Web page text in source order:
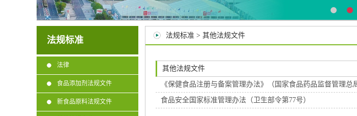
法规标准
法律
食品添加剂法规文件
新食品原料法规文件
法规标准 > 其他法规文件
其他法规文件
《保健食品注册与备案管理办法》（国家食品药品监督管理总
食品安全国家标准管理办法（卫生部令第77号）